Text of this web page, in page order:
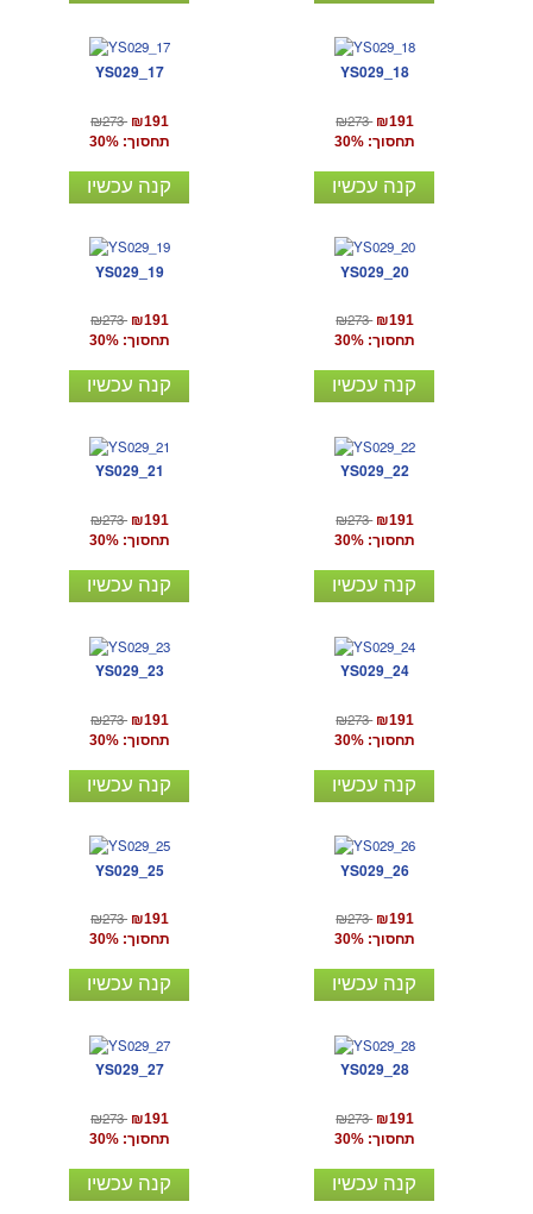
YS029_17
₪273 ₪191
תחסוך: 30%
קנה עכשיו
YS029_18
₪273 ₪191
תחסוך: 30%
קנה עכשיו
YS029_19
₪273 ₪191
תחסוך: 30%
קנה עכשיו
YS029_20
₪273 ₪191
תחסוך: 30%
קנה עכשיו
YS029_21
₪273 ₪191
תחסוך: 30%
קנה עכשיו
YS029_22
₪273 ₪191
תחסוך: 30%
קנה עכשיו
YS029_23
₪273 ₪191
תחסוך: 30%
קנה עכשיו
YS029_24
₪273 ₪191
תחסוך: 30%
קנה עכשיו
YS029_25
₪273 ₪191
תחסוך: 30%
קנה עכשיו
YS029_26
₪273 ₪191
תחסוך: 30%
קנה עכשיו
YS029_27
₪273 ₪191
תחסוך: 30%
קנה עכשיו
YS029_28
₪273 ₪191
תחסוך: 30%
קנה עכשיו